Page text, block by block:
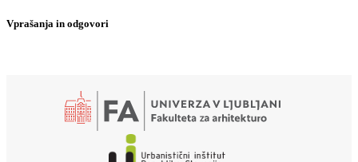
Vprašanja in odgovori